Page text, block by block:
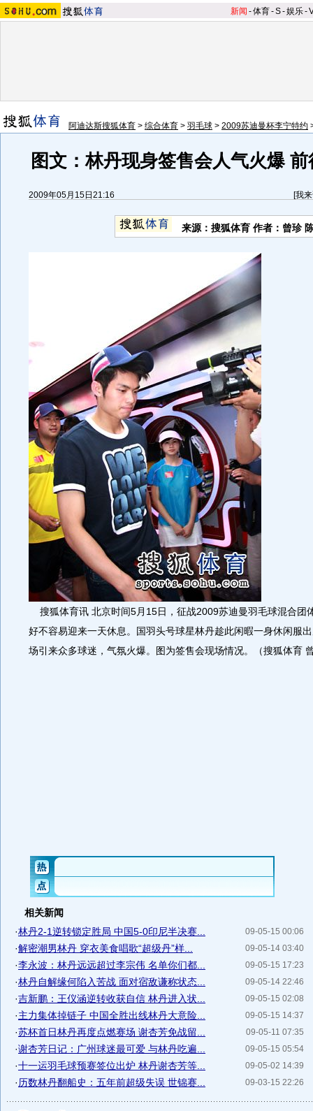
新闻 -体育-S-娱乐-
阿迪达斯搜狐体育 > 综合体育 > 羽毛球 > 2009苏迪曼杯李宁特约
图文：林丹现身签售会人气火爆
2009年05月15日21:16 [我
来源： 搜狐体育 作者：曾珍
搜狐体育讯 北京时间5月15日，征战2009苏迪曼羽毛球混合团
好不容易迎来一天休息。国羽头号球星林丹趁此闲暇一身休闲服
场引来众多球迷，气氛火爆。图为签售会现场情况。（搜狐体育
相关新闻
09-05-15 00:06
·林丹2-1逆转锁定胜局 中国5-0印尼半决赛...
09-05-14 03:40
·解密潮男林丹 穿衣美食唱歌“超级丹”样...
09-05-15 17:23
·李永波：林丹远远超过李宗伟 名单你们都...
09-05-14 22:46
·林丹自解缘何陷入苦战 面对宿敌谦称状态...
09-05-15 02:08
·吉新鹏：王仪涵逆转收获自信 林丹进入状...
09-05-15 14:37
·主力集体掉链子 中国全胜出线林丹大意险...
09-05-11 07:35
·苏杯首日林丹再度点燃赛场 谢杏芳免战留...
09-05-15 05:54
·谢杏芳日记：广州球迷最可爱 与林丹吃遍...
09-05-02 14:39
·十一运羽毛球预赛签位出炉 林丹谢杏芳等...
09-03-15 22:26
· 历数林丹翻船史：五年前超级失误 世锦赛...